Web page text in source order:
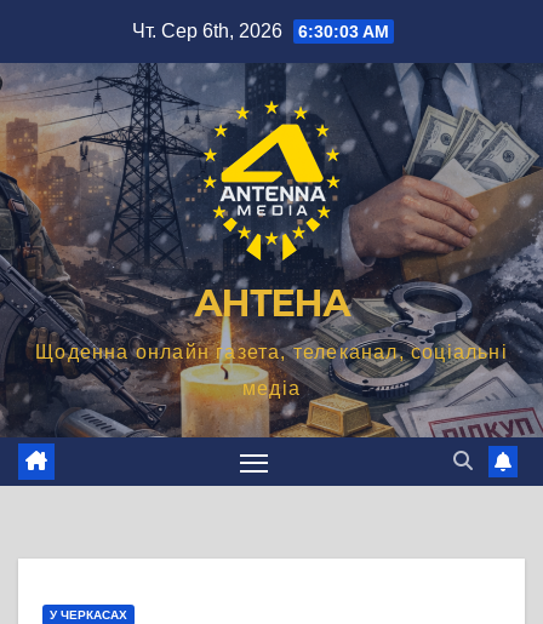
вмісту
Чт. Сер 6th, 2026 6:30:04 AM
АНТЕНА
Щоденна онлайн газета, телеканал, соціальні
медіа
У ЧЕРКАСАХ